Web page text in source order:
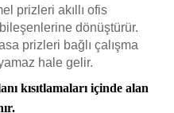
prizleri akıllı ofis
dönüştürür.
prizleri bağlı çalışma
hale gelir.
kısıtlamaları içinde alan